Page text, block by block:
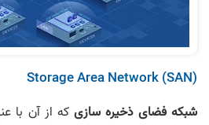
Storage Area Network (SAN)
شبکه فضای ذخیره سازی که از آن با